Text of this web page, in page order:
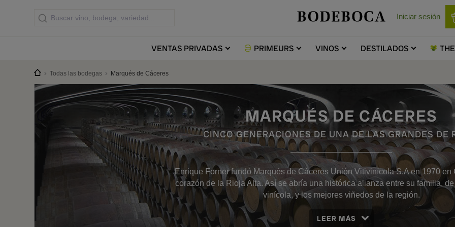
Iniciar sesión
VENTASPRIVADAS PRIMEURS VINOS DESTILADOS THE
Todas las bodegas Marqués de Cáceres
MARQUÉS DE CÁCERES
CINCO GENERACIONES DE UNA DE LAS GRANDES DE
Enrique Forner fundó Marqués de Cáceres Unión Vitivinícola S.A en 1970 en
corazón de la Rioja Alta. Así se abría una histórica alianza entre su familia,
vinícola, y los mejores viñedos de la región.
LEER MÁS